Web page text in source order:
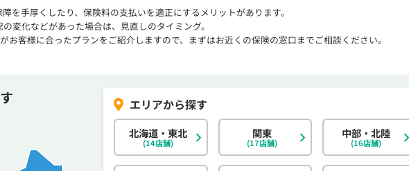
を手厚くしたり、保険料の支払いを適正にするメリットがあります。
変化などがあった場合は、見直しのタイミング。
お客様に合ったプランをご紹介しますので、まずはお近くの保険の窓口までご相談ください。
北海道・東北
(14店舗)
関東
(17店舗)
中部・北陸
(16店舗)